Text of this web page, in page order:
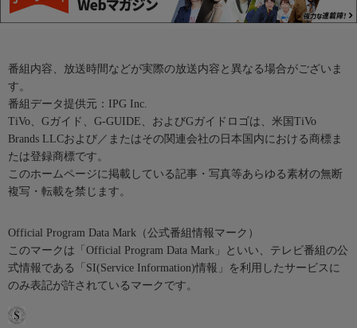
番組内容、放送時間などが実際の放送内容と異なる場合がございま
す。
番組データ提供元：IPG Inc.
TiVo、Gガイド、G-GUIDE、およびGガイドロゴは、米国TiVo
Brands LLCおよび／またはその関連会社の日本国内における商標ま
たは登録商標です。
このホームページに掲載している記事・写真等あらゆる素材の無断
複写・転載を禁じます。
Official Program Data Mark（公式番組情報マーク）
このマークは「Official Program Data Mark」といい、テレビ番組の公
式情報である「SI(Service Information)情報」を利用したサービスに
のみ表記が許されているマークです。